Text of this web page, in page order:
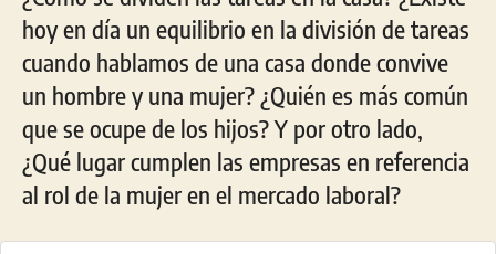
hoy en día un equilibrio en la división de tareas
cuando hablamos de una casa donde convive
un hombre y una mujer? ¿Quién es más común
que se ocupe de los hijos? Y por otro lado,
¿Qué lugar cumplen las empresas en referencia
al rol de la mujer en el mercado laboral?